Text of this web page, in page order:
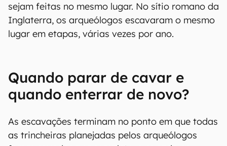
sejam feitas no mesmo lugar. No sítio romano da
Inglaterra, os arqueólogos escavaram o mesmo
lugar em etapas, várias vezes por ano.
Quando parar de cavar e
quando enterrar de novo?
As escavações terminam no ponto em que todas
as trincheiras planejadas pelos arqueólogos